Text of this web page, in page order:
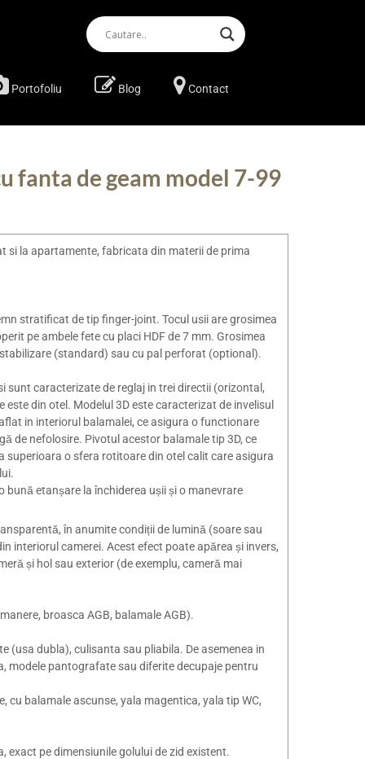
Portofoliu Blog Contact
fanta de geam model 7-99
si la apartamente, fabricata din materii de prima
stratificat de tip finger-joint. Tocul usii are grosimea
pe ambele fete cu placi HDF de 7 mm. Grosimea
(standard) sau cu pal perforat (optional).
sunt caracterizate de reglaj in trei directii (orizontal,
din otel. Modelul 3D este caracterizat de invelisul
in interiorul balamalei, ce asigura o functionare
de nefolosire. Pivotul acestor balamale tip 3D, ce
o sfera rotitoare din otel calit care asigura
bună etanșare la închiderea ușii și o manevrare
în anumite condiții de lumină (soare sau
interiorul camerei. Acest efect poate apărea și invers,
și hol sau exterior (de exemplu, cameră mai
broasca AGB, balamale AGB).
dubla), culisanta sau pliabila. De asemenea in
modele pantografate sau diferite decupaje pentru
cu balamale ascunse, yala magentica, yala tip WC,
pe dimensiunile golului de zid existent.